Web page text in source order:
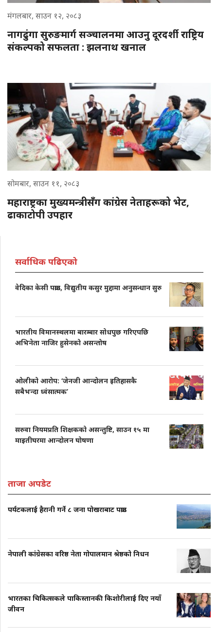
मंगलबार, साउन १२, २०८३
नागढुंगा सुरुङमार्ग सञ्चालनमा आउनु दूरदर्शी राष्ट्रिय
संकल्पको सफलता : झलनाथ खनाल
सोमबार, साउन ११, २०८३
महाराष्ट्रका मुख्यमन्त्रीसँग कांग्रेस नेताहरूको भेट,
ढाकाटोपी उपहार
सर्वाधिक पढिएको
वेदिका केसी पक्राउ, विद्युतीय कसुर मुद्दामा अनुसन्धान सुरु
भारतीय विमानस्थलमा बारम्बार सोधपुछ गरिएपछि
अभिनेता नाजिर हुसेनको असन्तोष
ओलीको आरोप: ‘जेनजी आन्दोलन इतिहासकै
सबैभन्दा ध्वंसात्मक’
सरुवा नियमप्रति शिक्षकको असन्तुष्टि, साउन १५ मा
माइतीघरमा आन्दोलन घोषणा
ताजा अपडेट
पर्यटकलाई हैरानी गर्ने ८ जना पोखराबाट पक्राउ
नेपाली कांग्रेसका वरिष्ठ नेता गोपालमान श्रेष्ठको निधन
भारतका चिकित्सकले पाकिस्तानकी किशोरीलाई दिए नयाँ
जीवन